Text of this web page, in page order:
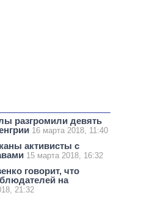
разгромили девять
16 марта 2018, 11:40
активисты с
15 марта 2018, 16:32
говорит, что
на
21:32